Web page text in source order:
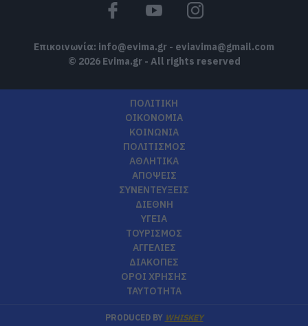
Επικοινωνία: info@evima.gr - eviavima@gmail.com
© 2026 Evima.gr - All rights reserved
ΠΟΛΙΤΙΚΗ
ΟΙΚΟΝΟΜΙΑ
ΚΟΙΝΩΝΙΑ
ΠΟΛΙΤΙΣΜΟΣ
ΑΘΛΗΤΙΚΑ
ΑΠΟΨΕΙΣ
ΣΥΝΕΝΤΕΥΞΕΙΣ
ΔΙΕΘΝΗ
ΥΓΕΙΑ
ΤΟΥΡΙΣΜΟΣ
ΑΓΓΕΛΙΕΣ
ΔΙΑΚΟΠΕΣ
ΟΡΟΙ ΧΡΗΣΗΣ
ΤΑΥΤΟΤΗΤΑ
PRODUCED BY WHISKEY